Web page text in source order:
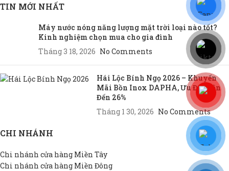
TIN MỚI NHẤT
Máy nước nóng năng lượng mặt trời loại nào tốt?
Kinh nghiệm chọn mua cho gia đình
Tháng 3 18, 2026 No Comments
Hái Lộc Bính Ngọ 2026 – Khuyến
Mãi Bồn Inox DAPHA, Ưu Đãi Lên
Đến 26%
Tháng 1 30, 2026 No Comments
CHI NHÁNH
Chi nhánh cửa hàng Miền Tây
Chi nhánh cửa hàng Miền Đông